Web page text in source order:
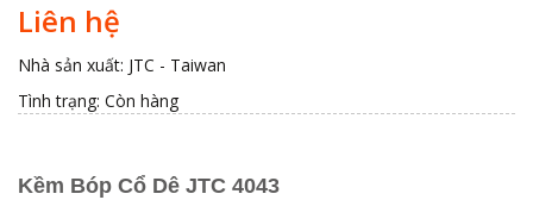
Liên hệ
Nhà sản xuất: JTC - Taiwan
Tình trạng: Còn hàng
Kềm Bóp Cổ Dê JTC 4043